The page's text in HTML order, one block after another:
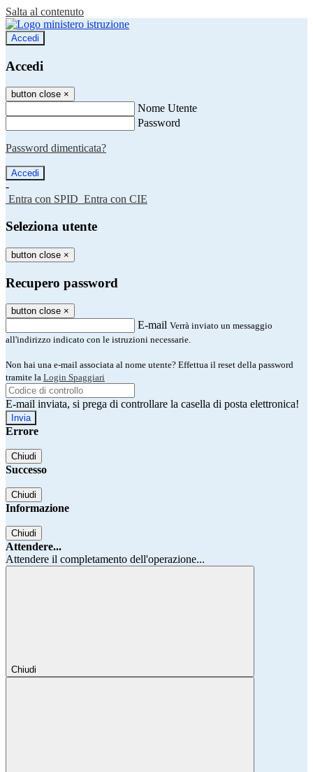
Salta al contenuto
Accedi
Accedi
button close ×
Nome Utente
Password
Password dimenticata?
-
Entra con SPID Entra con CIE
Seleziona utente
button close ×
Recupero password
button close ×
E-mail Verrà inviato un messaggio
all'indirizzo indicato con le istruzioni necessarie.
Non hai una e-mail associata al nome utente? Effettua il reset della password
tramite la Login Spaggiari
E-mail inviata, si prega di controllare la casella di posta elettronica!
Errore
Chiudi
Successo
Chiudi
Informazione
Chiudi
Attendere...
Attendere il completamento dell'operazione...
Chiudi